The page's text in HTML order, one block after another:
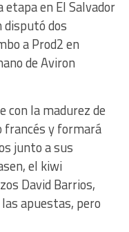
en El Salvador
disputó dos
a Prod2 en
de Aviron
con la madurez de
francés y formará
junto a sus
el kiwi
David Barrios,
apuestas, pero